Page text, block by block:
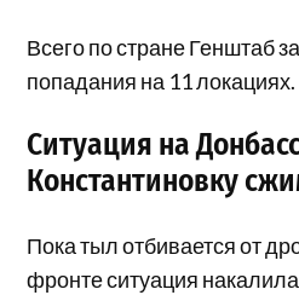
Всего по стране Генштаб
попадания на 11 локациях.
Ситуация на
Константиновку
Пока тыл отбивается от
фронте ситуация